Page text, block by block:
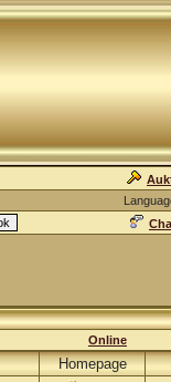
Online
Homepage